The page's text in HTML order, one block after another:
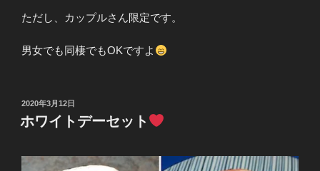
ただし、カップルさん限定です。
男女でも同棲でもOKですよ
投
稿
日:
2020年3月12日
ホワイトデーセット